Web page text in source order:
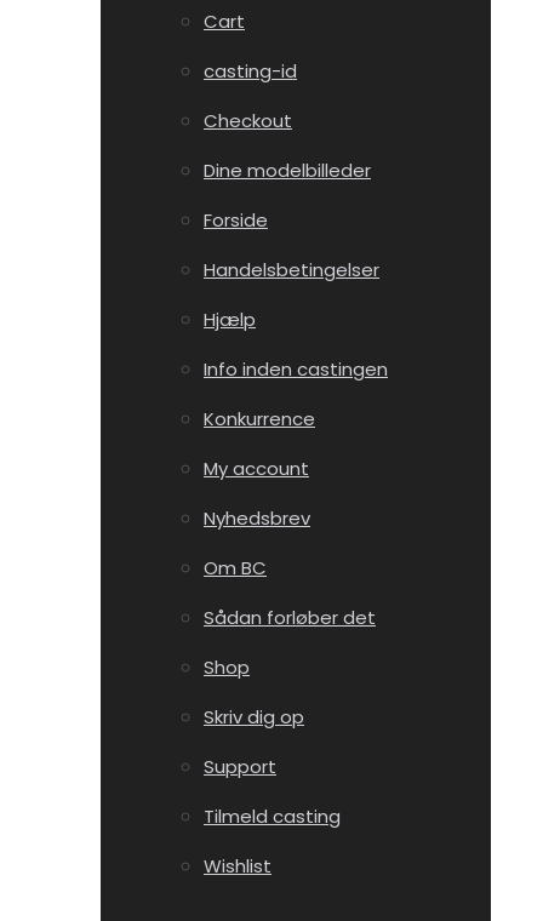
Cart
casting-id
Checkout
Dine modelbilleder
Forside
Handelsbetingelser
Hjælp
Info inden castingen
Konkurrence
My account
Nyhedsbrev
Om BC
Sådan forløber det
Shop
Skriv dig op
Support
Tilmeld casting
Wishlist